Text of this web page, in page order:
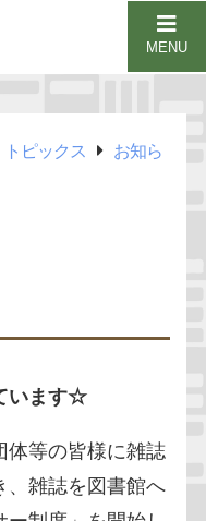
MENU
トピックス
お知ら
います☆
体等の皆様に雑誌
、雑誌を図書館へ